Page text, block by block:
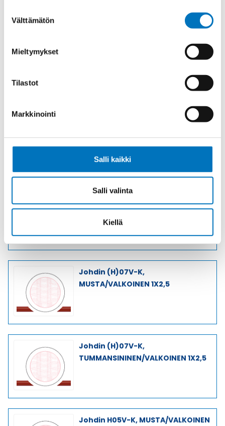
valinta
Välttämätön
Mieltymykset
Tilastot
Markkinointi
Salli kaikki
Salli valinta
Kiellä
RUSKEA/VALKOINEN 1X2,5
ORANSSI/VALKOINEN 1X2,5
Johdin (H)07V-K,
MUSTA/VALKOINEN 1X2,5
Johdin (H)07V-K,
TUMMANSININEN/VALKOINEN 1X2,5
Johdin H05V-K, MUSTA/VALKOINEN